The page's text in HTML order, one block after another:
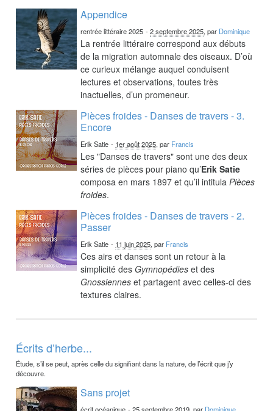
Appendice
rentrée littéraire 2025 -2 septembre 2025, par Dominique
La rentrée littéraire correspond aux débuts
de la migration automnale des oiseaux. D’où
ce curieux mélange auquel conduisent
lectures et observations, toutes très
inactuelles, d’un promeneur.
Pièces froides - Danses de travers - 3.
Encore
Erik Satie - 1er août 2025, par Francis
Les "Danses de travers" sont une des deux
séries de pièces pour piano qu’Erik Satie
composa en mars 1897 et qu’il intitulaPièces
froides.
Pièces froides - Danses de travers - 2.
Passer
Erik Satie - 11 juin 2025, par Francis
Ces airs et danses sont un retour à la
simplicité desGymnopédies et des
Gnossiennes et partagent avec celles-ci des
textures claires.
Écrits d’herbe...
Étude, s’il se peut, après celle du signifiant dans la nature, de l’écrit que j’y
découvre.
Sans projet
écrit océanique -25 septembre 2019, par Dominique